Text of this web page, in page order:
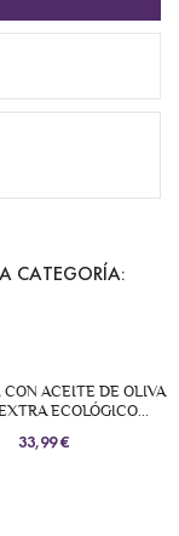
CATEGORÍA:
CON ACEITE DE OLIVA
ECOLÓGICO...
33,99 €